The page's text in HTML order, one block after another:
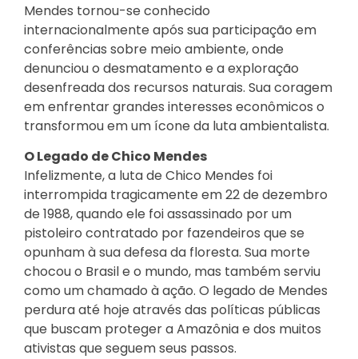
Mendes tornou-se conhecido
internacionalmente após sua participação em
conferências sobre meio ambiente, onde
denunciou o desmatamento e a exploração
desenfreada dos recursos naturais. Sua coragem
em enfrentar grandes interesses econômicos o
transformou em um ícone da luta ambientalista.
O Legado de Chico Mendes
Infelizmente, a luta de Chico Mendes foi
interrompida tragicamente em 22 de dezembro
de 1988, quando ele foi assassinado por um
pistoleiro contratado por fazendeiros que se
opunham à sua defesa da floresta. Sua morte
chocou o Brasil e o mundo, mas também serviu
como um chamado à ação. O legado de Mendes
perdura até hoje através das políticas públicas
que buscam proteger a Amazônia e dos muitos
ativistas que seguem seus passos.